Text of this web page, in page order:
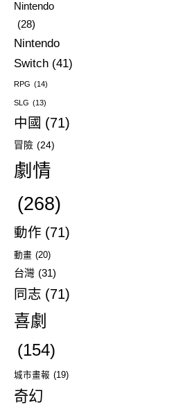
Nintendo
(28)
Nintendo
Switch (41)
RPG (14)
SLG (13)
中國 (71)
冒險 (24)
劇情
(268)
動作 (71)
動畫 (20)
台灣 (31)
同志 (71)
喜劇
(154)
城市畫報 (19)
奇幻